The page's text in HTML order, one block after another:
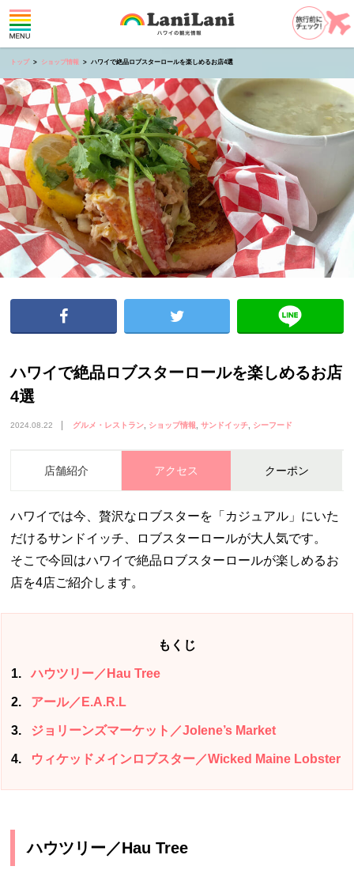
トップ ショップ情報 ハワイで絶品ロブスターロールを楽しめるお店4選
ハワイで絶品ロブスターロールを楽しめるお店
4選
2024.08.22 グルメ・レストラン ショップ情報 サンドイッチ シーフード
店舗紹介 アクセス クーポン
ハワイでは今、贅沢なロブスターを「カジュアル」にいた
だけるサンドイッチ、ロブスターロールが大人気です。
そこで今回はハワイで絶品ロブスターロールが楽しめるお
店を4店ご紹介します。
もくじ
1 ハウツリー／Hau Tree
2 アール／E.A.R.L
3 ジョリーンズマーケット／Jolene’s Market
4 ウィケッドメインロブスター／Wicked Maine Lobster
ハウツリー／Hau Tree